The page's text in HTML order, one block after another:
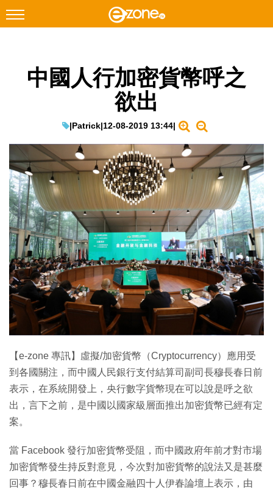
Facebook Instagram
遊戲動漫
教學評測
EduTech
IT Times
生成式AI與雲端應用
Enterprise Digital Transformation
特集
中國人行加密貨幣呼之
欲出
|Patrick|12-08-2019 13:44|
【e-zone 專訊】虛擬/加密貨幣（Cryptocurrency）應用受
到各國關注，而中國人民銀行支付結算司副司長穆長春日前
表示，在系統開發上，央行數字貨幣現在可以說是呼之欲
出，言下之前，是中國以國家級層面推出加密貨幣已經有定
案。
當 Facebook 發行加密貨幣受阻，而中國政府年前才對市場
加密貨幣發生持反對意見，今次對加密貨幣的說法又是甚麼
回事？穆長春日前在中國金融四十人伊春論壇上表示，由